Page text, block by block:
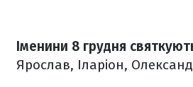
Іменини 8 грудня
Ярослав, Іларіон,